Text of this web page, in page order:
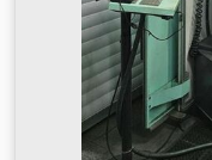
accessoires, les
représentés sur les
que s'ils sont
complémentaires.
données et les
sous réserve !